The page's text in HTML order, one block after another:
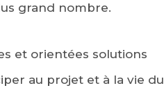
grand nombre.
et orientées solutions
au projet et à la vie du